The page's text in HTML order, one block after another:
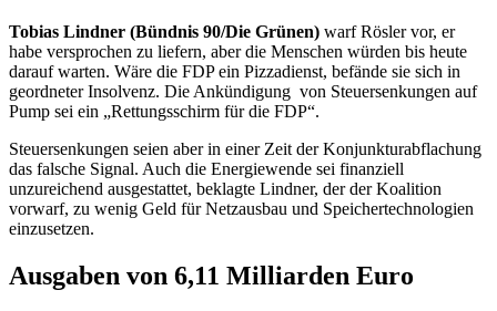
Tobias Lindner (Bündnis 90/Die Grünen) warf Rösler vor, er
habe versprochen zu liefern, aber die Menschen würden bis heute
darauf warten. Wäre die FDP ein Pizzadienst, befände sie sich in
geordneter Insolvenz. Die Ankündigung von Steuersenkungen auf
Pump sei ein „Rettungsschirm für die FDP“.
Steuersenkungen seien aber in einer Zeit der Konjunkturabflachung
das falsche Signal. Auch die Energiewende sei finanziell
unzureichend ausgestattet, beklagte Lindner, der der Koalition
vorwarf, zu wenig Geld für Netzausbau und Speichertechnologien
einzusetzen.
Ausgaben von 6,11 Milliarden Euro